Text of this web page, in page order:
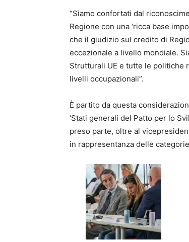
“Siamo confortati dal
Regione con una ‘ricca base
che il giudizio sul credito di
eccezionale a livello mondiale.
Strutturali UE e tutte le politiche
livelli occupazionali”.
È partito da questa
‘Stati generali del Patto per lo
preso parte, oltre al
in rappresentanza delle